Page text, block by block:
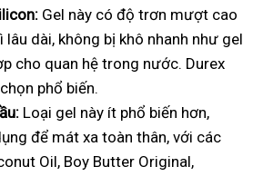
Gel này có độ trơn mượt cao
lâu dài, không bị khô nhanh như gel
cho quan hệ trong nước. Durex
phổ biến.
Loại gel này ít phổ biến hơn,
để mát xa toàn thân, với các
Oil, Boy Butter Original,